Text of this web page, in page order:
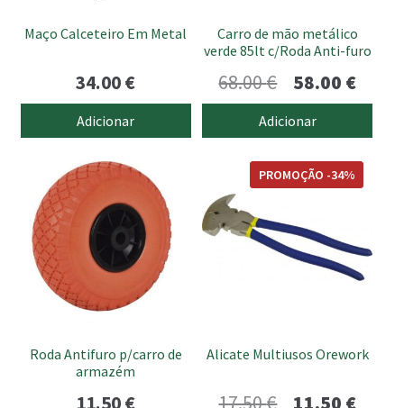
Maço Calceteiro Em Metal
34.00€
Adicionar
Carro de mão metálico
verde 85lt c/Roda Anti-furo
68.00€
preço
original
era:
58.00 €O
preço
atual
Adicionar
Roda Antifuro p/carro de
armazém
11.50€
Alicate Multiusos Orework
PROMOÇÃO -34%
17.50€ 11.50 €O